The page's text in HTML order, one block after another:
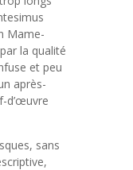
Mame-
la qualité
et peu
après-
d’œuvre
sans